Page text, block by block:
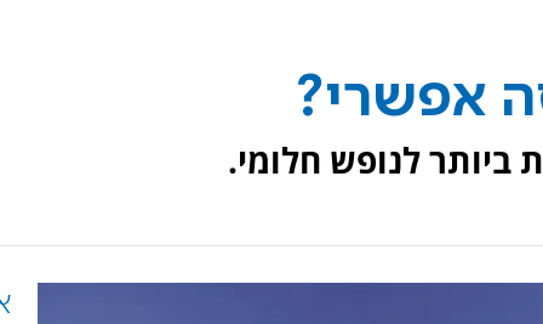
אפשרי?
ביותר לנופש חלומי.